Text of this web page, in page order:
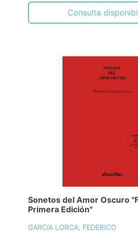
Consulta
Sonetos del Amor Oscuro
Primera Edición"
GARCíA LORCA, FEDERICO